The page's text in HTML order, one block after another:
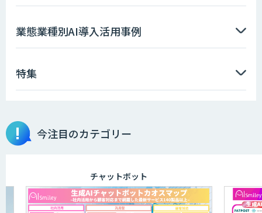
業態業種別AI導入活用事例
特集
今注目のカテゴリー
チャットボット